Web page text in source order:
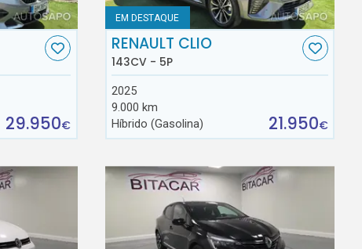
29.950€
EM DESTAQUE
RENAULT CLIO
143CV - 5P
2025
9.000 km
Híbrido (Gasolina)
21.950€